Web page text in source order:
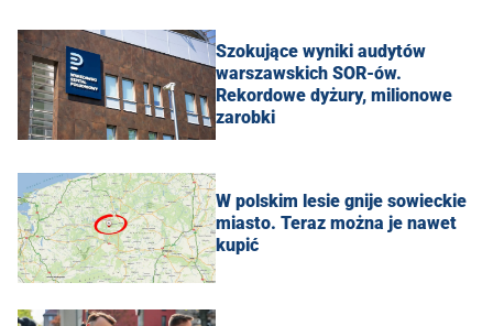
Szokujące wyniki audytów
warszawskich SOR-ów.
Rekordowe dyżury, milionowe
zarobki
W polskim lesie gnije sowieckie
miasto. Teraz można je nawet
kupić